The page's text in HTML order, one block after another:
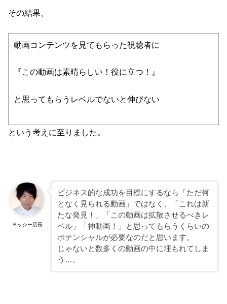
その結果、
動画コンテンツを見てもらった視聴者に
『この動画は素晴らしい！役に立つ！』
と思ってもらうレベルでないと伸びない
という考えに至りました。
ヨッシー店長
ビジネス的な成功を目標にするなら「ただ何
となく見られる動画」ではなく、「これは新
たな発見！」「この動画は拡散させるべきレ
ベル」「神動画！」と思ってもらうくらいの
ポテンシャルが必要なのだと思います。
じゃないと数多くの動画の中に埋もれてしま
う…。